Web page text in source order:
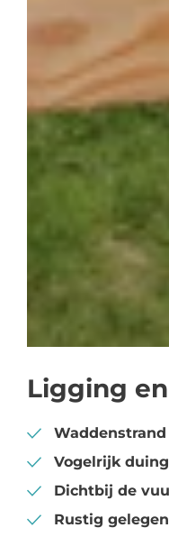
Ligging
Vogelrijk
Dichtbij de
Rustig